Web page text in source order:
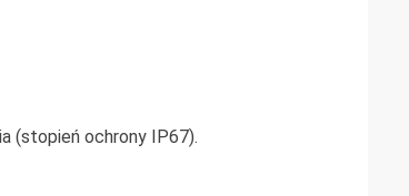
(stopień ochrony IP67).